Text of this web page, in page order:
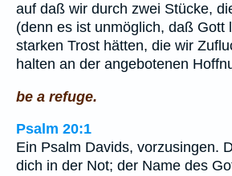
auf daß wir durch zwei Stücke,
(denn es ist unmöglich, daß Gott
starken Trost hätten, die wir
halten an der angebotenen
be a refuge.
Psalm 20:1
Ein Psalm Davids, vorzusingen.
dich in der Not; der Name des